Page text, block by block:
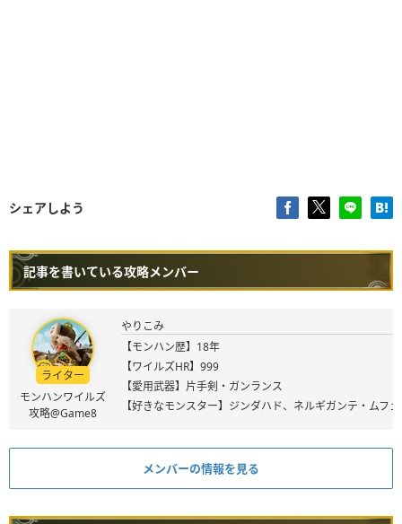
シェアしよう
記事を書いている攻略メンバー
ライター
モンハンワイルズ
攻略@Game8
やりこみ
【モンハン歴】18年
【ワイルズHR】999
【愛用武器】片手剣・ガンランス
【好きなモンスター】ジンダハド、ネルギガンテ・ムフ
メンバーの情報を見る